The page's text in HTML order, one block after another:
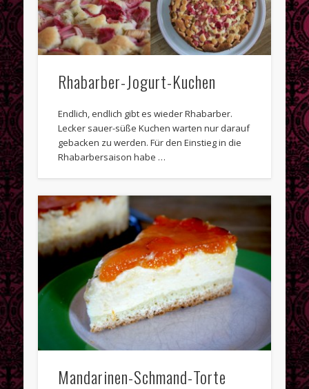
Rhabarber-Jogurt-Kuchen
Endlich, endlich gibt es wieder Rhabarber.
Lecker sauer-süße Kuchen warten nur darauf
gebacken zu werden. Für den Einstieg in die
Rhabarbersaison habe …
Mandarinen-Schmand-Torte